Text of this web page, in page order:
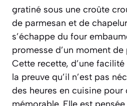
gratiné sous une croûte
de parmesan et de
s’échappe du four
promesse d’un moment
Cette recette, d’une
la preuve qu’il n’est pas
des heures en cuisine pour